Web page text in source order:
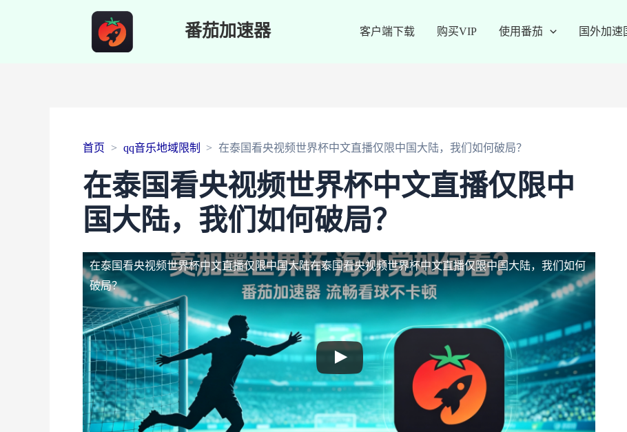
番茄加速器 客户端下载 购买VIP 使用番茄 国外加速
首页 qq音乐地域限制 在泰国看央视频世界杯中文直播仅限中国大陆，我们如何破局？
在泰国看央视频世界杯中文直播仅限中
国大陆，我们如何破局？
在泰国看央视频世界杯中文直播仅限中国大陆在泰国看央视频世界杯中文直播仅限中国大陆，我们如何
破局？